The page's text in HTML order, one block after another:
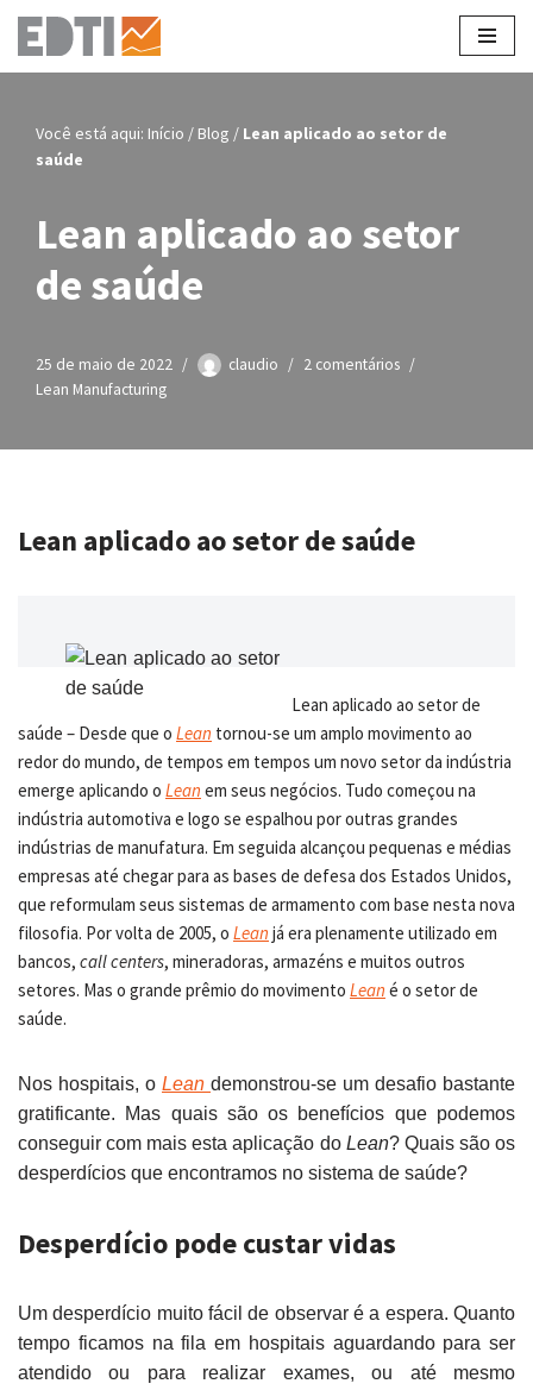
Pular
conteúdo
Você está aqui: Início / Blog / Lean aplicado ao setor de
saúde
Lean aplicado ao setor
de saúde
25 de maio de 2022 claudio
2 comentários
Lean Manufacturing
Lean aplicado ao setor de saúde
Lean aplicado ao setor de
saúde – Desde que o Lean tornou-se um amplo movimento ao
redor do mundo, de tempos em tempos um novo setor da indústria
emerge aplicando o Lean em seus negócios. Tudo começou na
indústria automotiva e logo se espalhou por outras grandes
indústrias de manufatura. Em seguida alcançou pequenas e médias
empresas até chegar para as bases de defesa dos Estados Unidos,
que reformulam seus sistemas de armamento com base nesta nova
filosofia. Por volta de 2005, o Lean já era plenamente utilizado em
bancos, call centers, mineradoras, armazéns e muitos outros
setores. Mas o grande prêmio do movimento Lean é o setor de
saúde.
Nos hospitais, o Lean demonstrou-se um desafio bastante
gratificante. Mas quais são os benefícios que podemos
conseguir com mais esta aplicação do Lean? Quais são os
desperdícios que encontramos no sistema de saúde?
Desperdício pode custar vidas
Um desperdício muito fácil de observar é a espera. Quanto
tempo ficamos na fila em hospitais aguardando para ser
atendido ou para realizar exames, ou até mesmo